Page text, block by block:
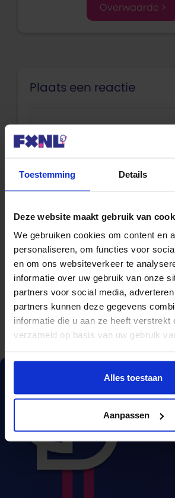
Toestemming Details
Deze website maakt gebruik van
We gebruiken cookies om content en
personaliseren, om functies voor
en om ons websiteverkeer te
informatie over uw gebruik van onze
partners voor social media,
partners kunnen deze gegevens
informatie die u aan ze heeft verstrekt
verzameld op basis van uw gebruik
Alles toestaan
Aanpassen
Overwaarde >
Plaats een reactie
Naam